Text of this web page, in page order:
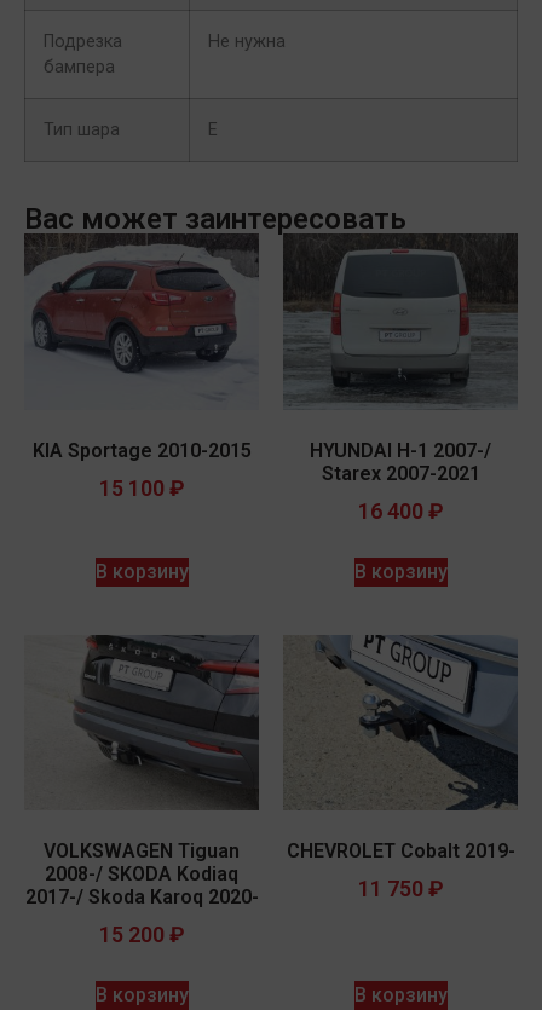
Подрезка
бампера
Не нужна
Тип шара E
Вас может заинтересовать
KIA Sportage 2010-2015
15 100 ₽
В корзину
HYUNDAI H-1 2007-/
Starex 2007-2021
16 400 ₽
В корзину
VOLKSWAGEN Tiguan
2008-/ SKODA Kodiaq
2017-/ Skoda Karoq 2020-
15 200 ₽
В корзину
CHEVROLET Cobalt 2019-
11 750 ₽
В корзину